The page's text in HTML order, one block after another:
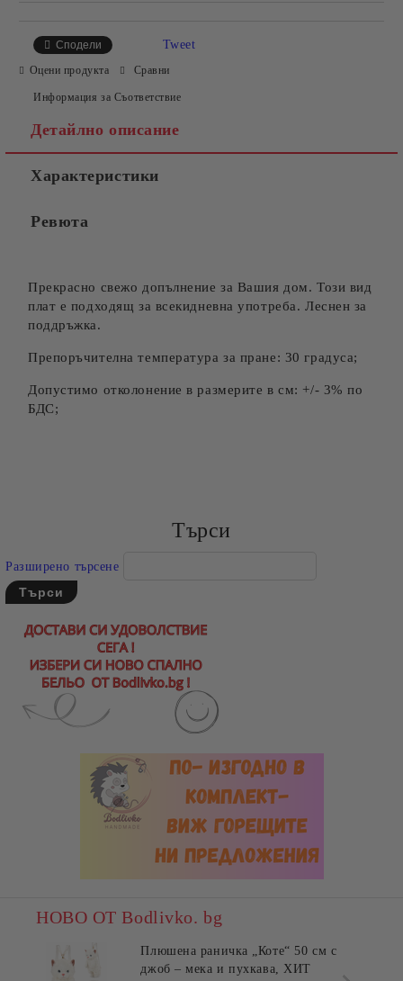
Сподели Tweet
Оцени продукта Сравни
Информация за Съответствие
Детайлно описание
Характеристики
Ревюта
Прекрасно свежо допълнение за Вашия дом. Този вид
плат е подходящ за всекидневна употреба. Леснен за
поддръжка.
Препоръчителна температура за пране: 30 градуса;
Допустимо отколонение в размерите в см: +/- 3% по
БДС;
Търси
Разширено търсене
НОВО ОТ Bodlivko. bg
Плюшена раничка „Коте“ 50 см с
джоб – мека и пухкава, ХИТ